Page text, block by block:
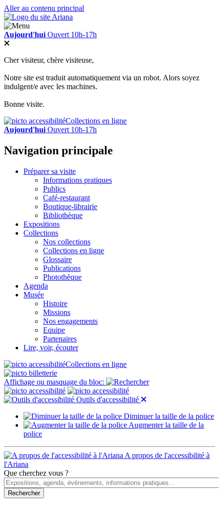
Aller au contenu principal
Aujourd'hui Ouvert 10h-17h
Cher visiteur, chère visiteuse,
Notre site est traduit automatiquement via un robot. Alors soyez
indulgent/e avec les machines.
Bonne visite.
Collections en ligne
Aujourd'hui Ouvert 10h-17h
Navigation principale
Préparer sa visite
Informations pratiques
Publics
Café-restaurant
Boutique-librairie
Bibliothèque
Expositions
Collections
Nos collections
Collections en ligne
Glossaire
Publications
Photothèque
Agenda
Musée
Histoire
Missions
Nos engagements
Equipe
Partenaires
Lire, voir, écouter
Collections en ligne
Affichage ou masquage du bloc:
Outils d'accessibilité
Diminuer la taille de la police
Augmenter la taille de la
police
A propos de l'accessibilité à
l'Ariana
Que cherchez vous ?